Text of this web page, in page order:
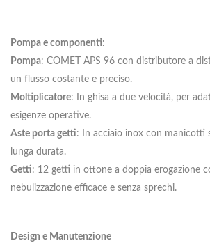
Pompa e componenti:
Pompa: COMET APS 96 con distributore a
un flusso costante e preciso.
Moltiplicatore: In ghisa a due velocità, per
esigenze operative.
Aste porta getti: In acciaio inox con manicotti
lunga durata.
Getti: 12 getti in ottone a doppia erogazione
nebulizzazione efficace e senza sprechi.
Design e Manutenzione